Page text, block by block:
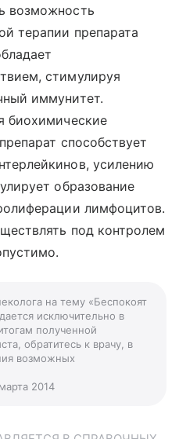
возможность
терапии препарата
стимулируя
иммунитет.
биохимические
способствует
усилению
образование
лимфоцитов.
под контролем
на тему «Беспокоят
исключительно в
полученной
обратитесь к врачу, в
возможных
2014